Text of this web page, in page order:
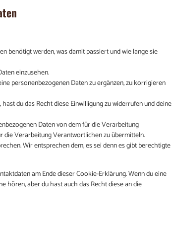
benötigt werden, was damit passiert und wie lange sie
einzusehen.
personenbezogenen Daten zu ergänzen, zu korrigieren
du das Recht diese Einwilligung zu widerrufen und deine
Daten von dem für die Verarbeitung
Verarbeitung Verantwortlichen zu übermitteln.
Wir entsprechen dem, es sei denn es gibt berechtigte
am Ende dieser Cookie-Erklärung. Wenn du eine
hören, aber du hast auch das Recht diese an die